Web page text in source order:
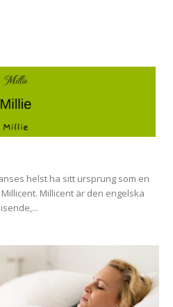
helst ha sitt ursprung som en
Millicent är den engelska